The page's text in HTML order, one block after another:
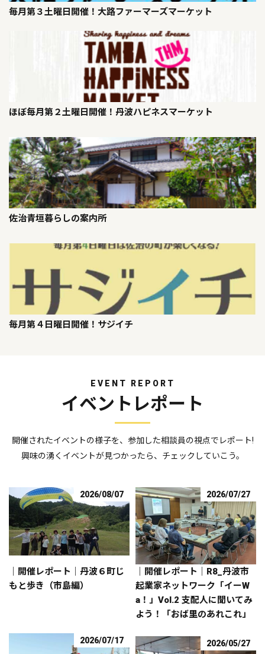
毎月第３土曜日開催！大路ファーマーズマーケット
ほぼ毎月第２土曜日開催！丹波ハピネスマーケット
佐治青垣暮らしの案内所
毎月第４日曜日開催！サジイチ
EVENT REPORT
イベントレポート
開催されたイベントの様子を、参加した相談員の視点でレポート!
興味の湧くイベントが見つかったら、チェックしていこう。
2026/08/07
｜開催レポート｜丹波６町じ
もと歩き（市島編）
2026/07/27
｜開催レポート｜R8_丹波市
起業家ネットワーク「イーW
a！」Vol.2 支配人に聞いてみ
よう！「おば里のあれこれ」
2026/07/17 2026/05/27